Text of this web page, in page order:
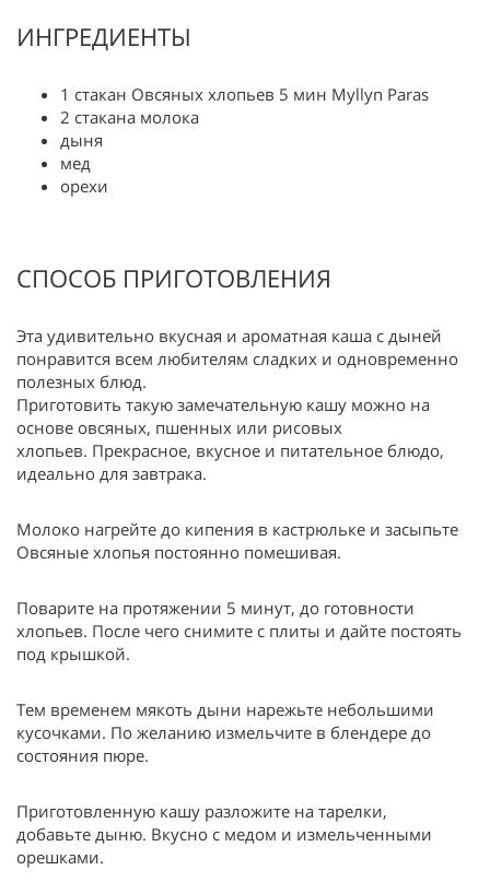
ИНГРЕДИЕНТЫ
1 стакан Овсяных хлопьев 5 мин Myllyn Paras
2 стакана молока
дыня
мед
орехи
СПОСОБ ПРИГОТОВЛЕНИЯ
Эта удивительно вкусная и ароматная каша с дыней
понравится всем любителям сладких и одновременно
полезных блюд.
Приготовить такую замечательную кашу можно на
основе овсяных, пшенных или рисовых
хлопьев. Прекрасное, вкусное и питательное блюдо,
идеально для завтрака.
Молоко нагрейте до кипения в кастрюльке и засыпьте
Овсяные хлопья постоянно помешивая.
Поварите на протяжении 5 минут, до готовности
хлопьев. После чего снимите с плиты и дайте постоять
под крышкой.
Тем временем мякоть дыни нарежьте небольшими
кусочками. По желанию измельчите в блендере до
состояния пюре.
Приготовленную кашу разложите на тарелки,
добавьте дыню. Вкусно с медом и измельченными
орешками.